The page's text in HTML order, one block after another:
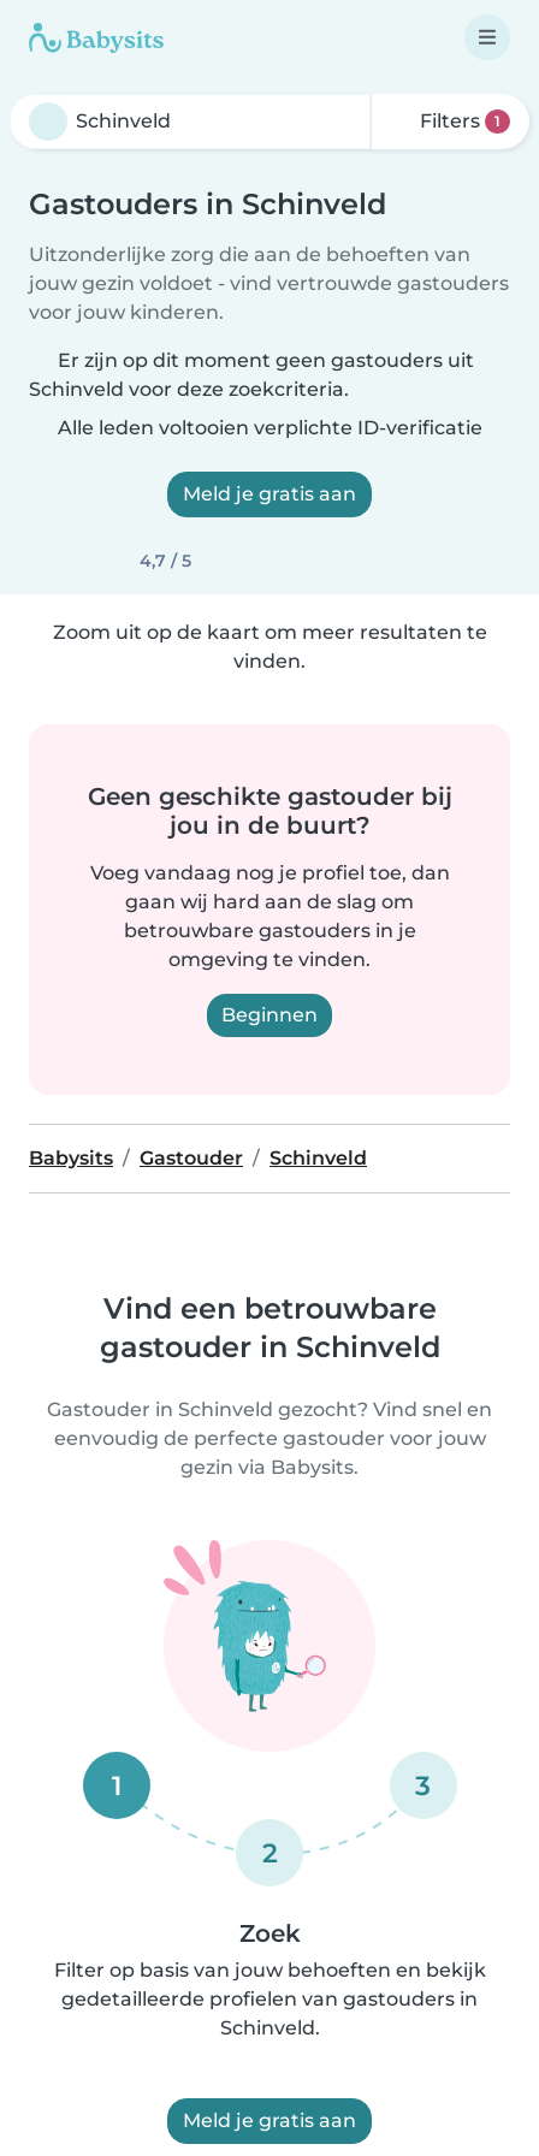
Filters 1
Gastouders in Schinveld
Uitzonderlijke zorg die aan de behoeften van
jouw gezin voldoet - vind vertrouwde gastouders
voor jouw kinderen.
Er zijn op dit moment geen gastouders uit
Schinveld voor deze zoekcriteria.
Alle leden voltooien verplichte ID-verificatie
Meld je gratis aan
4,7 / 5
Zoom uit op de kaart om meer resultaten te
vinden.
Geen geschikte gastouder bij
jou in de buurt?
Voeg vandaag nog je profiel toe, dan
gaan wij hard aan de slag om
betrouwbare gastouders in je
omgeving te vinden.
Beginnen
Babysits Gastouder Schinveld
Vind een betrouwbare
gastouder in Schinveld
Gastouder in Schinveld gezocht? Vind snel en
eenvoudig de perfecte gastouder voor jouw
gezin via Babysits.
1
2
3
Zoek
Filter op basis van jouw behoeften en bekijk
gedetailleerde profielen van gastouders in
Schinveld.
Meld je gratis aan